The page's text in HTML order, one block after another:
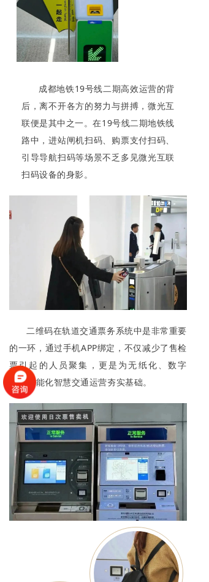
成都地铁19号线二期高效运营的背
后，离不开各方的努力与拼搏，微光互
联便是其中之一。在19号线二期地铁线
路中，进站闸机扫码、购票支付扫码、
引导导航扫码等场景不乏多见微光互联
扫码设备的身影。
二维码在轨道交通票务系统中是非常重要
的一环，通过手机APP绑定，不仅减少了售检
票引起的人员聚集，更是为无纸化、数字
化、智能化智慧交通运营夯实基础。